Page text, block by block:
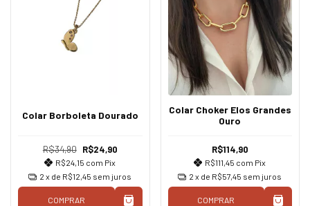
Colar Borboleta Dourado
R$34,90 R$24,90
R$24,15 com Pix
2 x de R$12,45 sem juros
COMPRAR
Colar Choker Elos Grandes
Ouro
R$114,90
R$111,45 com Pix
2 x de R$57,45 sem juros
COMPRAR